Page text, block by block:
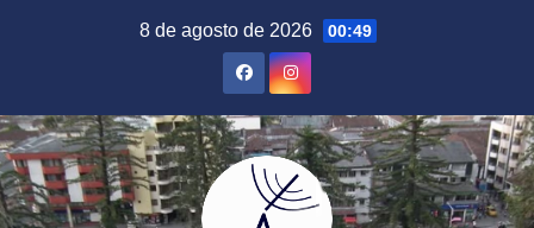
8 de agosto de 2026 00:49